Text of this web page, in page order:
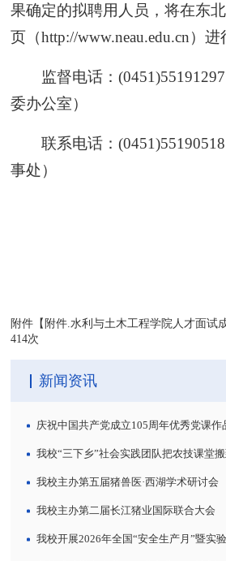
果确定的拟聘用人员，将在东
页（http://www.neau.edu.cn）进
监督电话：
委办公室）
联系电话：
事处）
附件【 附件.水利与土木工程学院人才面试
414次
新闻资讯
庆祝中国共产党成立105周年优秀党课作
我校“三下乡”社会实践团队把农技课堂
我校主办第五届猪兽医·西湖学术研讨会
我校主办第二届长江猪业国际联合大会
我校开展2026年全国“安全生产月”暨实